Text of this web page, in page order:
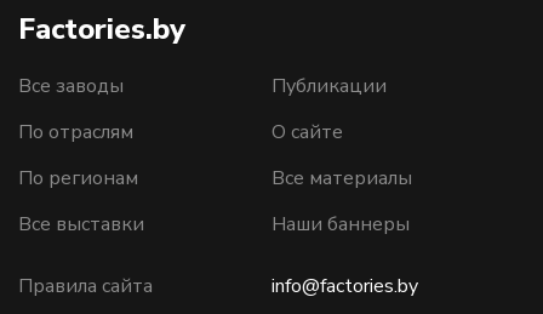
Factories.by
Все заводы
По отраслям
По регионам
Все выставки
Публикации
О сайте
Все материалы
Наши баннеры
Правила сайта
info@factories.by